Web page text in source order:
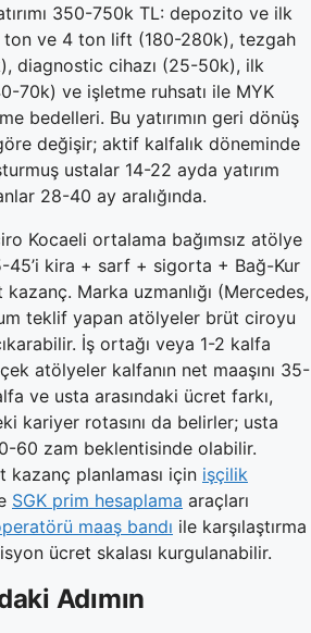
350-750k TL: depozito ve ilk
ton ve 4 ton lift (180-280k), tezgah
diagnostic cihazı (25-50k), ilk
70k) ve işletme ruhsatı ile MYK
bedelleri. Bu yatırımın geri dönüş
değişir; aktif kalfalık döneminde
ustalar 14-22 ayda yatırım
28-40 ay aralığında.
Kocaeli ortalama bağımsız atölye
45’i kira + sarf + sigorta + Bağ-Kur
kazanç. Marka uzmanlığı (Mercedes,
teklif yapan atölyeler brüt ciroyu
İş ortağı veya 1-2 kalfa
atölyeler kalfanın net maaşını 35-
ve usta arasındaki ücret farkı,
kariyer rotasını da belirler; usta
60 zam beklentisinde olabilir.
planlaması için işçilik
SGK prim hesaplama araçları
maaş bandı ile karşılaştırma
ücret skalası kurgulanabilir.
Adımın